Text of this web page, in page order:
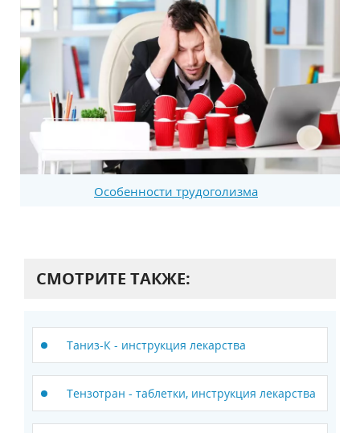
Особенности трудоголизма
СМОТРИТЕ ТАКЖЕ:
Таниз-К - инструкция лекарства
Тензотран - таблетки, инструкция лекарства